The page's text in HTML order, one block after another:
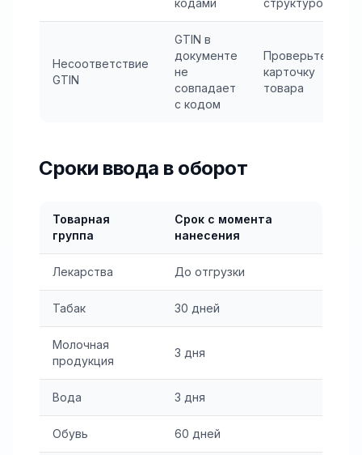
кодами структурой
Несоответствие
GTIN
GTIN в
документе
не
совпадает
с кодом
Проверьте
карточку
товара
Сроки ввода в оборот
Товарная
группа
Срок с момента
нанесения
Лекарства До отгрузки
Табак 30 дней
Молочная
продукция
3 дня
Вода 3 дня
Обувь 60 дней